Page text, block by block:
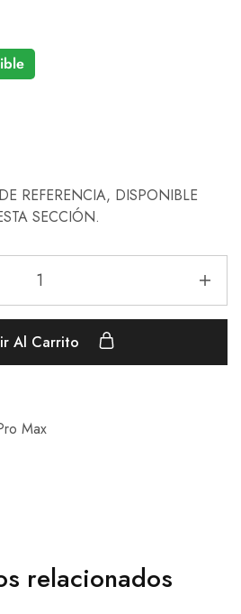
REFERENCIA, DISPONIBLE
SECCIÓN.
Al Carrito
Max
relacionados